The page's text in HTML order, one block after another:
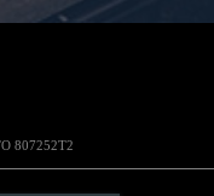
807252T2